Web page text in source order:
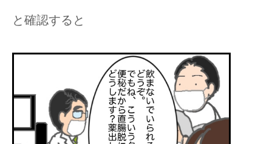
と確認すると